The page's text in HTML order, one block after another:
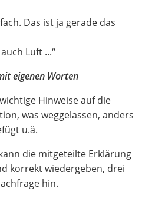
Das ist ja gerade das
Luft ...“
eigenen Worten
Hinweise auf die
was weggelassen, anders
u.ä.
die mitgeteilte Erklärung
korrekt wiedergeben, drei
hin.